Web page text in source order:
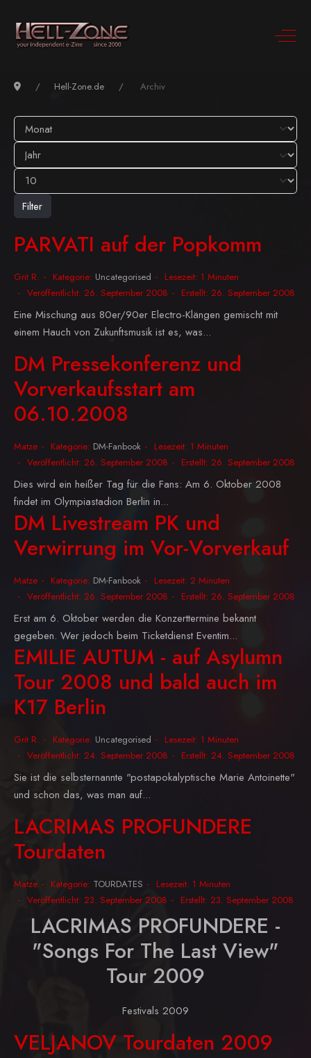
Hell-Zone.de Archiv
Filter
PARVATI auf der Popkomm
Grit R. Kategorie: Uncategorised
Lesezeit: 1 Minuten
Veröffentlicht: 26. September 2008
Erstellt: 26. September 2008
Eine Mischung aus 80er/90er Electro-Klängen gemischt mit
einem Hauch von Zukunftsmusik ist es, was...
DM Pressekonferenz und
Vorverkaufsstart am
06.10.2008
Matze Kategorie: DM-Fanbook
Lesezeit: 1 Minuten
Veröffentlicht: 26. September 2008
Erstellt: 26. September 2008
Dies wird ein heißer Tag für die Fans: Am 6. Oktober 2008
findet im Olympiastadion Berlin in...
DM Livestream PK und
Verwirrung im Vor-Vorverkauf
Matze Kategorie: DM-Fanbook
Lesezeit: 2 Minuten
Veröffentlicht: 26. September 2008
Erstellt: 26. September 2008
Erst am 6. Oktober werden die Konzerttermine bekannt
gegeben. Wer jedoch beim Ticketdienst Eventim...
EMILIE AUTUM - auf Asylumn
Tour 2008 und bald auch im
K17 Berlin
Grit R. Kategorie: Uncategorised
Lesezeit: 1 Minuten
Veröffentlicht: 24. September 2008
Erstellt: 24. September 2008
Sie ist die selbsternannte "postapokalyptische Marie Antoinette"
und schon das, was man auf...
LACRIMAS PROFUNDERE
Tourdaten
Matze Kategorie: TOURDATES
Lesezeit: 1 Minuten
Veröffentlicht: 23. September 2008
Erstellt: 23. September 2008
LACRIMAS PROFUNDERE -
"Songs For The Last View"
Tour 2009
Festivals 2009
VELJANOV Tourdaten 2009